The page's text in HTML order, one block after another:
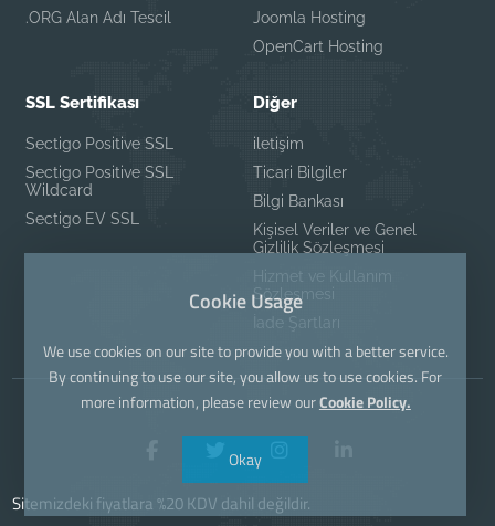
.ORG Alan Adı Tescil
Joomla Hosting
OpenCart Hosting
SSL Sertifikası
Sectigo Positive SSL
Sectigo Positive SSL
Wildcard
Sectigo EV SSL
Diğer
iletişim
Ticari Bilgiler
Bilgi Bankası
Kişisel Veriler ve Genel
Gizlilik Sözleşmesi
Hizmet ve Kullanım
Sözleşmesi
İade Şartları
Sitemizdeki fiyatlara %20 KDV dahil değildir.
Cookie Usage
We use cookies on our site to provide you with a better service.
By continuing to use our site, you allow us to use cookies. For
more information, please review ourCookie Policy.
Okay